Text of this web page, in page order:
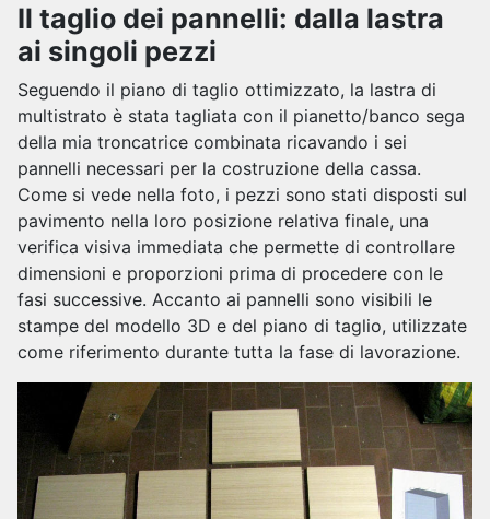
Il taglio dei pannelli: dalla lastra
ai singoli pezzi
Seguendo il piano di taglio ottimizzato, la lastra di
multistrato è stata tagliata con il pianetto/banco sega
della mia troncatrice combinata ricavando i sei
pannelli necessari per la costruzione della cassa.
Come si vede nella foto, i pezzi sono stati disposti sul
pavimento nella loro posizione relativa finale, una
verifica visiva immediata che permette di controllare
dimensioni e proporzioni prima di procedere con le
fasi successive. Accanto ai pannelli sono visibili le
stampe del modello 3D e del piano di taglio, utilizzate
come riferimento durante tutta la fase di lavorazione.